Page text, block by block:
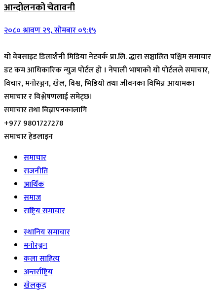
आन्दोलनको चेतावनी
२०८० श्रावण २९, सोमबार ०९:१५
यो वेबसाइट डिलाशैनी मिडिया नेटवर्क प्रा.लि. द्धारा सञ्चालित पश्चिम समाचार
डट कम आधिकारिक न्युज पोर्टल हो । नेपाली भाषाको यो पोर्टलले समाचार,
विचार, मनोरञ्जन, खेल, विश्व, भिडियो तथा जीवनका विभिन्न आयामका
समाचार र विश्लेषणलाई समेट्छ।
समाचार तथा विज्ञापनकालागि
+977 9801727278
समाचार हेडलाइन
समाचार
राजनीति
आर्थिक
समाज
राष्ट्रिय समाचार
स्थानिय समाचार
मनोरञ्जन
कला साहित्य
अन्तर्राष्ट्रिय
खेलकुद